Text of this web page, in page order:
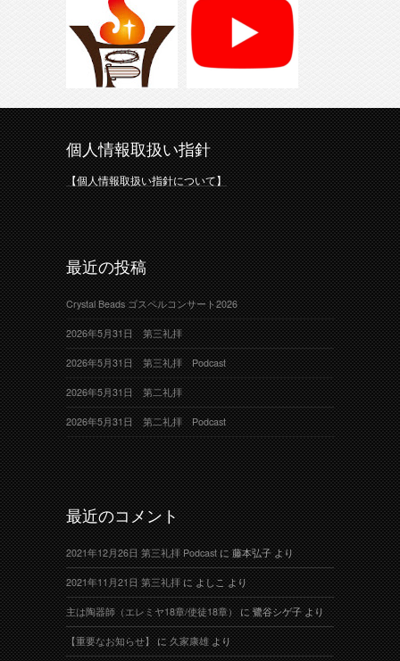
個人情報取扱い指針
【個人情報取扱い指針について】
最近の投稿
Crystal Beads ゴスペルコンサート2026
2026年5月31日 第三礼拝
2026年5月31日 第三礼拝 Podcast
2026年5月31日 第二礼拝
2026年5月31日 第二礼拝 Podcast
最近のコメント
2021年12月26日 第三礼拝 Podcastに藤本弘子より
2021年11月21日 第三礼拝によしこより
主は陶器師（エレミヤ18章/使徒18章）に鷺谷シゲ子より
【重要なお知らせ】に久家康雄より